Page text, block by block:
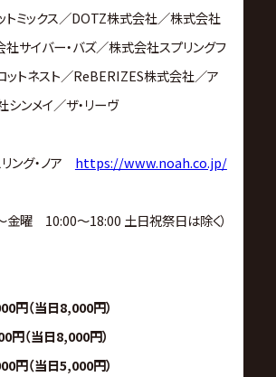
トミックス／DOTZ株式会社／株式会社
サイバー・バズ／株式会社スプリングフ
ットネスト／ReBERIZES株式会社／ア
ンメイ／ザ・リーヴ
ング・ノア https://www.noah.co.jp/
〜18:00 土日祝祭日は除く）
（当日8,000円）
（当日8,000円）
当日5,000円）